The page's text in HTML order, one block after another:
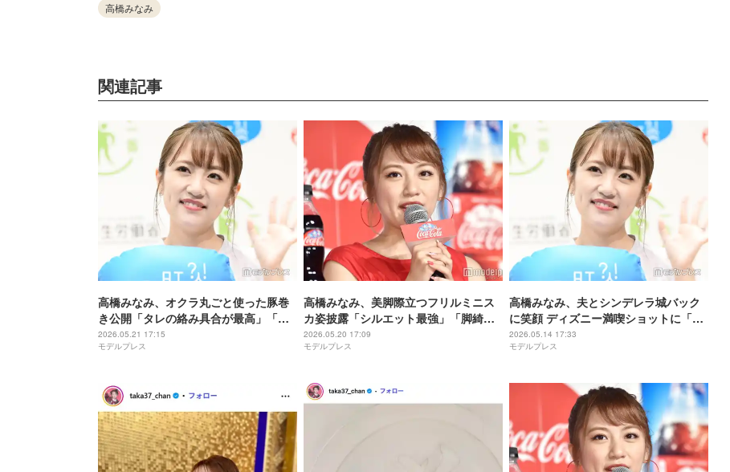
高橋みなみ
関連記事
高橋みなみ、オクラ丸ごと使った豚巻
き公開「タレの絡み具合が最高」「下
処理も完璧で美味しそう」の声
2026.05.21 17:15
モデルプレス
高橋みなみ、美脚際立つフリルミニス
カ姿披露「シルエット最強」「脚綺麗
すぎる」の声
2026.05.20 17:09
モデルプレス
高橋みなみ、夫とシンデレラ城バック
に笑顔 ディズニー満喫ショットに「身
長差にキュン」「理想の夫婦すぎる」
と反響
2026.05.14 17:33
モデルプレス